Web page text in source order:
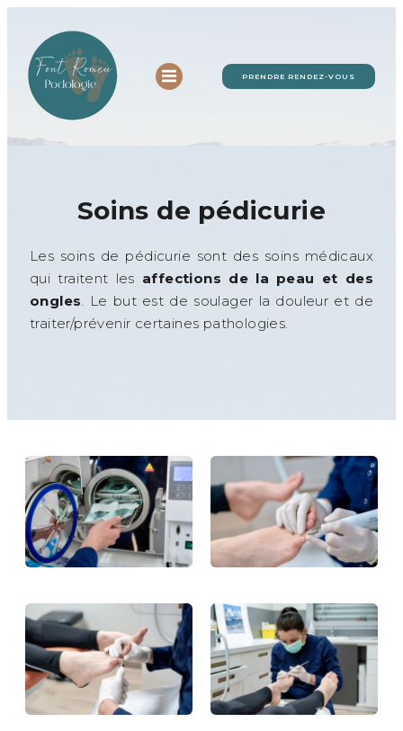
contenu
PRENDRE RENDEZ-VOUS
Soins de pédicurie
Les soins de pédicurie sont des soins médicaux
qui traitent les affections de la peau et des
ongles. Le but est de soulager la douleur et de
traiter/prévenir certaines pathologies.